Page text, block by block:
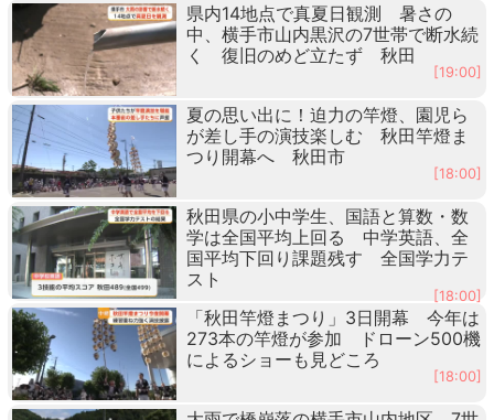
県内14地点で真夏日観測 暑さの
中、横手市山内黒沢の7世帯で断水続
く 復旧のめど立たず 秋田
[19:00]
夏の思い出に！迫力の竿燈、園児ら
が差し手の演技楽しむ 秋田竿燈ま
つり開幕へ 秋田市
[18:00]
秋田県の小中学生、国語と算数・数
学は全国平均上回る 中学英語、全
国平均下回り課題残す 全国学力テ
スト
[18:00]
「秋田竿燈まつり」3日開幕 今年は
273本の竿燈が参加 ドローン500機
によるショーも見どころ
[18:00]